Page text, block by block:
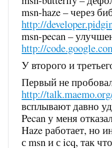
msn-haze – через
http://
msn-pecan –
http://
У второго и
Первый не
http://
всплывают давно
Pecan у меня
Haze работает, но
с msn и с icq, так